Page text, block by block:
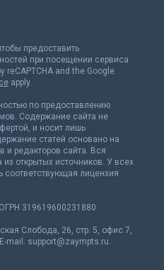
предоставить
при посещении сервиса
reCAPTCHA and the Google
apply.
по предоставлению
Содержание сайта не
и носит лишь
статей основано на
и редакторов сайта. Вся
открытых источников. У всех
соответствующая лицензия
319619600231880
Слобода, 26, стр. 5, офис 7,
mail: support@zaympts.ru.